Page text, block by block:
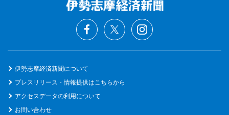
伊勢志摩経済新聞について
プレスリリース・情報提供はこちらから
アクセスデータの利用について
お問い合わせ